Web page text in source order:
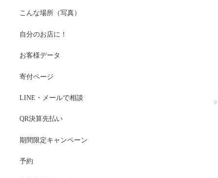
こんな場所（写真）
自分のお店に！
お客様データ
寄付ページ
LINE・メールで相談
QR決算先払い
期間限定キャンペーン
予約